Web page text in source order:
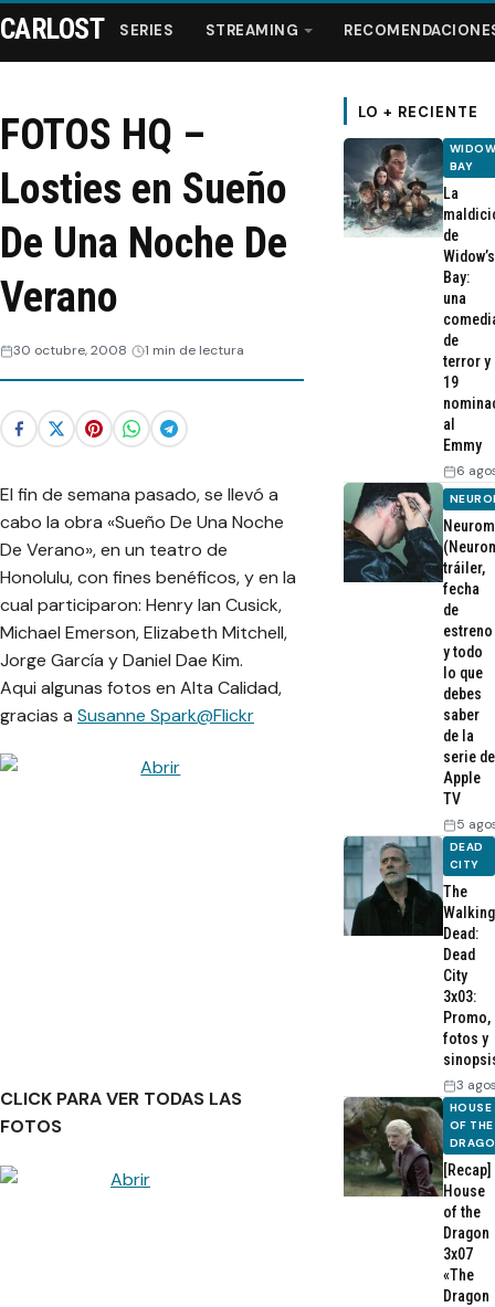
Series
Streaming
Recomendaciones
Videos
Webisodios
CARLOST SERIES STREAMING
FOTOS HQ –
Losties en Sueño
De Una Noche De
Verano
30 octubre, 2008 1 min de lectura
El fin de semana pasado, se llevó a
cabo la obra «Sueño De Una Noche
De Verano», en un teatro de
Honolulu, con fines benéficos, y en la
cual participaron: Henry Ian Cusick,
Michael Emerson, Elizabeth Mitchell,
Jorge García y Daniel Dae Kim.
Aqui algunas fotos en Alta Calidad,
gracias a Susanne Spark@Flickr
CLICK PARA VER TODAS LAS
FOTOS
LO + RECIENTE
BAY
La
de
Widow’s
Bay:
una
de
terror y
19
al
Emmy
6
tráiler,
fecha
de
estreno
y todo
lo que
debes
saber
de la
serie de
Apple
TV
5
DEAD
CITY
The
Walking
Dead:
Dead
City
3x03:
Promo,
fotos y
3
HOUSE
OF THE
[Recap]
House
of the
Dragon
3x07
«The
Dragon